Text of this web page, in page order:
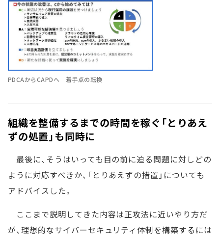
PDCAからCAPDへ 着手点の転換
組織を整備するまでの時間を稼ぐ「とりあえ
ずの処置」も同時に
最後に、そうはいっても目の前に迫る問題に対しどの
ように対応すべきか、「とりあえずの措置」についても
アドバイスした。
ここまで説明してきた内容は正攻法に近いやり方だ
が、理想的なサイバーセキュリティ体制を構築するには